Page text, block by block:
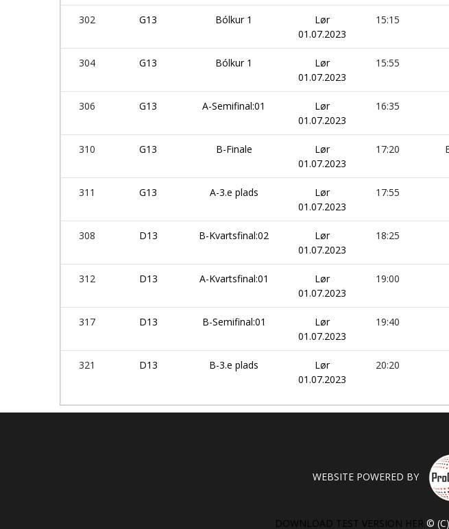
302 G13 Bólkur 1
Lør
01.07.2023
15:15
304 G13 Bólkur 1
Lør
01.07.2023
15:55
306 G13 A-Semifinal:01
Lør
01.07.2023
16:35
310 G13 B-Finale
Lør
01.07.2023
17:20
311 G13 A-3.e plads
Lør
01.07.2023
17:55
308 D13 B-Kvartsfinal:02
Lør
01.07.2023
18:25
312 D13 A-Kvartsfinal:01
Lør
01.07.2023
19:00
317 D13 B-Semifinal:01
Lør
01.07.2023
19:40
321 D13 B-3.e plads
Lør
01.07.2023
20:20
WEBSITE POWERED BY
DOWNLOAD TEST VERSION HER ©